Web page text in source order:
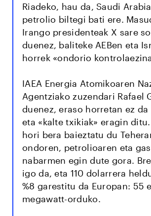
Riadeko, hau da, Saudi
petrolio biltegi bati ere.
Irango presidenteak X sare
duenez, baliteke AEBen eta
horrek «ondorio
IAEA Energia Atomikoaren
Agentziako zuzendari Rafael
duenez, eraso horretan ez
eta «kalte txikiak» eragin
hori bera baieztatu du
ondoren, petrolioaren eta
nabarmen egin dute gora.
igo da, eta 110 dolarrera
%8 garestitu da Europan: 55
megawatt-orduko.